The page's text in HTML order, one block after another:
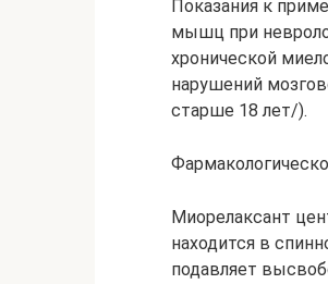
Показания к
мышц при
хронической
нарушений
старше 18 лет/).
Миорелаксант
находится в
подавляет